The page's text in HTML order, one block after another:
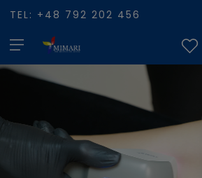
TEL: +48 792 202 456